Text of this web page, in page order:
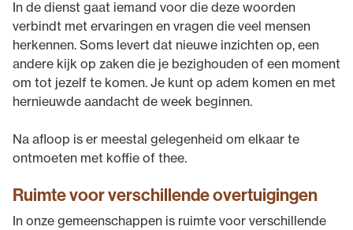
In de dienst gaat iemand voor die deze woorden
verbindt met ervaringen en vragen die veel mensen
herkennen. Soms levert dat nieuwe inzichten op, een
andere kijk op zaken die je bezighouden of een moment
om tot jezelf te komen. Je kunt op adem komen en met
hernieuwde aandacht de week beginnen.
Na afloop is er meestal gelegenheid om elkaar te
ontmoeten met koffie of thee.
Ruimte voor verschillende overtuigingen
In onze gemeenschappen is ruimte voor verschillende